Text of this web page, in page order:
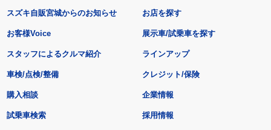
スズキ自販宮城からのお知らせ
お客様Voice
スタッフによるクルマ紹介
お店を探す
展示車/試乗車を探す
ラインアップ
車検/点検/整備 クレジット/保険
購入相談
試乗車検索
企業情報
採用情報